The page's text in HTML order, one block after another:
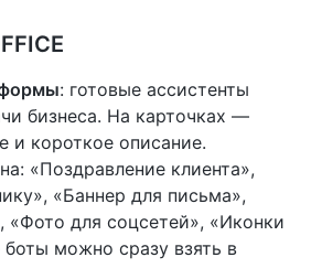
: готовые ассистенты
бизнеса. На карточках —
и короткое описание.
«Поздравление клиента»,
«Баннер для письма»,
«Фото для соцсетей», «Иконки
боты можно сразу взять в